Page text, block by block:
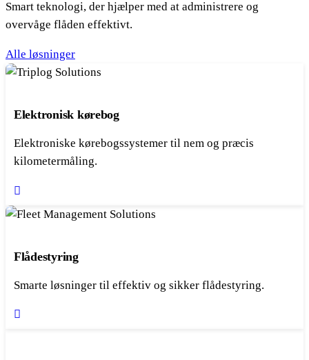
Smart teknologi, der hjælper med at administrere og
overvåge flåden effektivt.
Alle løsninger
Elektronisk kørebog
Elektroniske kørebogssystemer til nem og præcis
kilometermåling.
Flådestyring
Smarte løsninger til effektiv og sikker flådestyring.